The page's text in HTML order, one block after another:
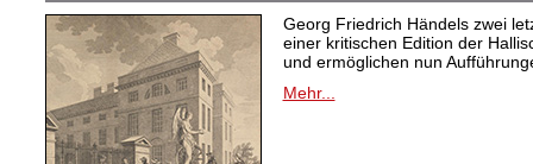
Georg Friedrich Händels zwei
einer kritischen Edition der
und ermöglichen nun
Mehr...